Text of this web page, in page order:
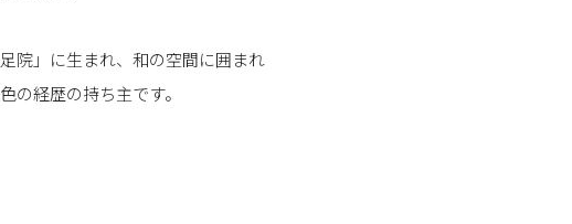
院」に生まれ、和の空間に囲まれ
の経歴の持ち主です。